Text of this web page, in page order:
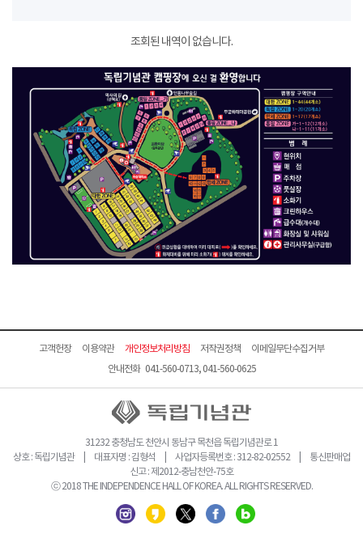
조회된 내역이 없습니다.
고객헌장 이용약관 개인정보처리방침 저작권정책
이메일무단수집거부
안내전화 041-560-0713, 041-560-0625
31232 충청남도 천안시 동남구 목천읍 독립기념관로 1
상호 : 독립기념관 | 대표자명 : 김형석 | 사업자등록번호 : 312-82-02552 | 통신판매업
신고 : 제2012-충남천안-75호
ⓒ 2018 THE INDEPENDENCE HALL OF KOREA. ALL RIGHTS RESERVED.